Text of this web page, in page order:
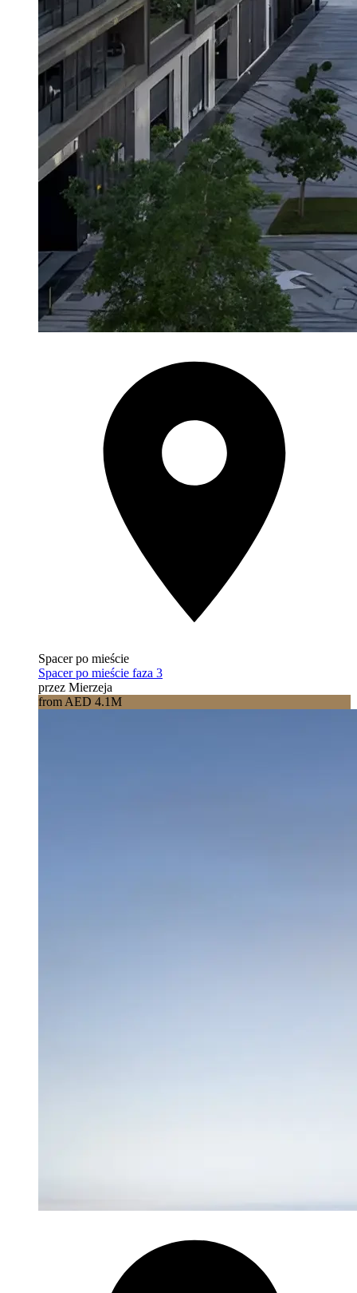
Spacer po mieście
Spacer po mieście faza 3
przez Mierzeja
from AED 4.1M